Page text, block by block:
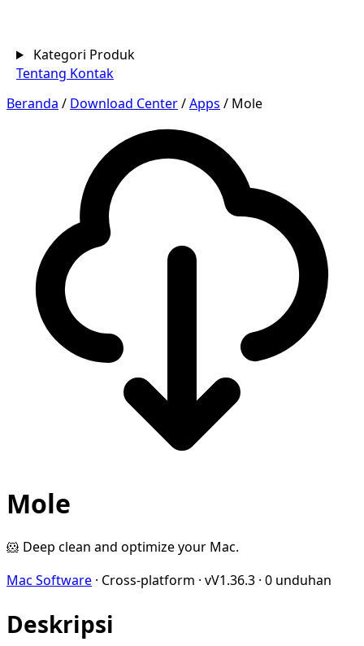
Kategori Produk
Tentang Kontak
Beranda / Download Center/Apps / Mole
Mole
🐹 Deep clean and optimize your Mac.
Mac Software · Cross-platform · vV1.36.3 · 0 unduhan
Deskripsi